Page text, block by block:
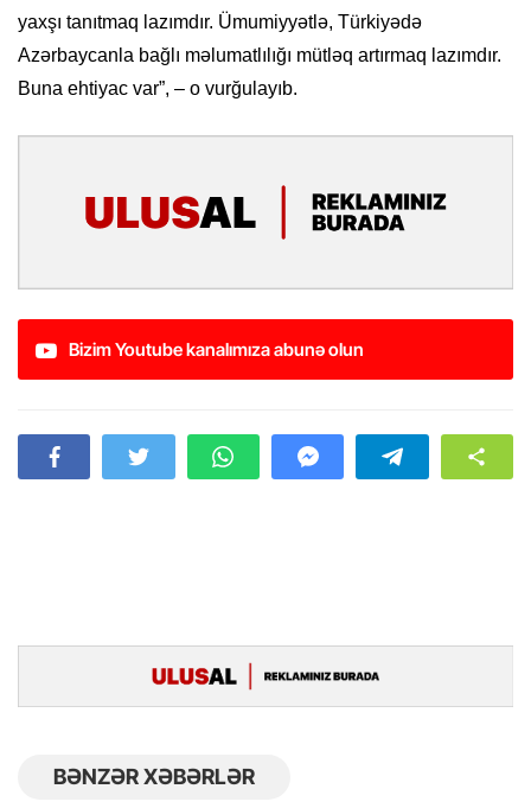
yaxşı tanıtmaq lazımdır. Ümumiyyətlə, Türkiyədə
Azərbaycanla bağlı məlumatlılığı mütləq artırmaq lazımdır.
Buna ehtiyac var”, – o vurğulayıb.
Bizim Youtube kanalımıza abunə olun
BƏNZƏR XƏBƏRLƏR